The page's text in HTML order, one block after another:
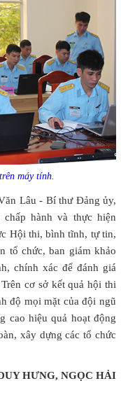
máy tính.
Lâu - Bí thư Đảng ủy,
hành và thực hiện
Hội thi, bình tĩnh, tự tin,
tổ chức, ban giám khảo
chính xác để đánh giá
cơ sở kết quả hội thi
độ mọi mặt của đội ngũ
cao hiệu quả hoạt động
xây dựng các tổ chức
HƯNG, NGỌC HẢI